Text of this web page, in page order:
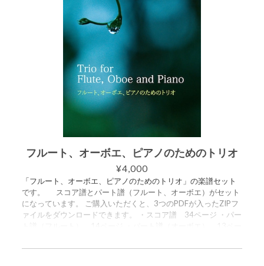
リネット（A管／B♭管）、ホルン、ファゴット）がセットになっ
ています。 ご購入いただくと、7つのPDFが入ったZIPファイル
をダウンロードできます。 ・スコア譜 13ページ ・パート譜
（フルート） 4ページ ・パート譜（オーボエ） 4ページ ・パ
ート譜（クラリネットA管） 3ページ ・パート譜（クラリネッ
トB♭管） 3ページ ・パート譜（ホルン） 3ページ ・パート譜
（ファゴット） 3ページ 本作品のクラリネットはA管での演奏
をお勧め致しますが、B♭管でもお楽しみ頂けるように追加パー
ト譜をご用意しておリます。 【参考音源】 https://youtu.be/9Q
フルート、オーボエ、ピアノのためのトリオ
¥4,000
「フルート、オーボエ、ピアノのためのトリオ」の楽譜セット
です。 スコア譜とパート譜（フルート、オーボエ）がセット
になっています。 ご購入いただくと、3つのPDFが入ったZIPフ
ァイルをダウンロードできます。 ・スコア譜 34ページ ・パー
れました。 ぜひ演奏の参考になさってください。 https://www.y